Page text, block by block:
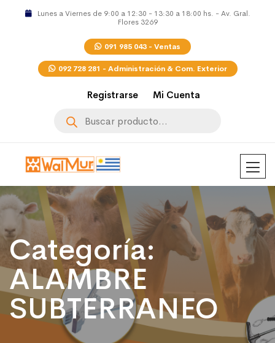
Lunes a Viernes de 9:00 a 12:30 - 13:30 a 18:00 hs. - Av. Gral.
Flores 3269
091 985 043 - Ventas
092 728 281 - Administración & Com. Exterior
Registrarse Mi Cuenta
Categoría:
ALAMBRE
SUBTERRANEO